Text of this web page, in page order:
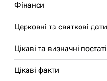
Фінанси
Церковні та святкові дати
Цікаві та визначні постаті
Цікаві факти